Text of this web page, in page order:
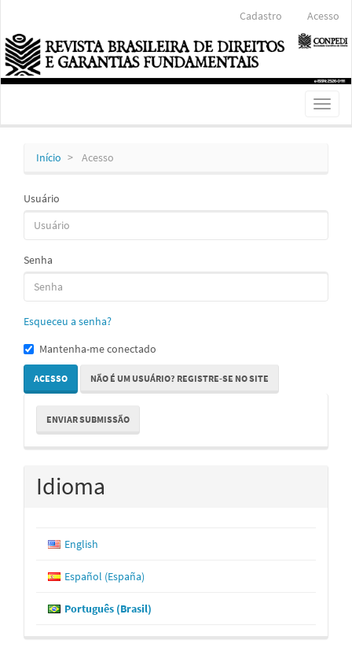
Conteúdo
principal
Barra
Lateral
Cadastro Acesso
Toggle
Início Acesso
Usuário
Senha
Esqueceu a senha?
Mantenha-me conectado
ACESSO NÃO É UM USUÁRIO? REGISTRE-SE NO SITE
Enviar
Submissão
ENVIAR SUBMISSÃO
Idioma
English
Español (España)
Português (Brasil)